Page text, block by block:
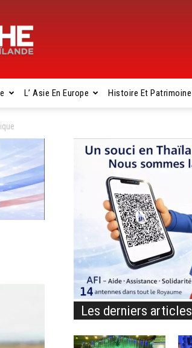
L’ Asie En Europe Histoire Et Patrimoine
Les derniers articles